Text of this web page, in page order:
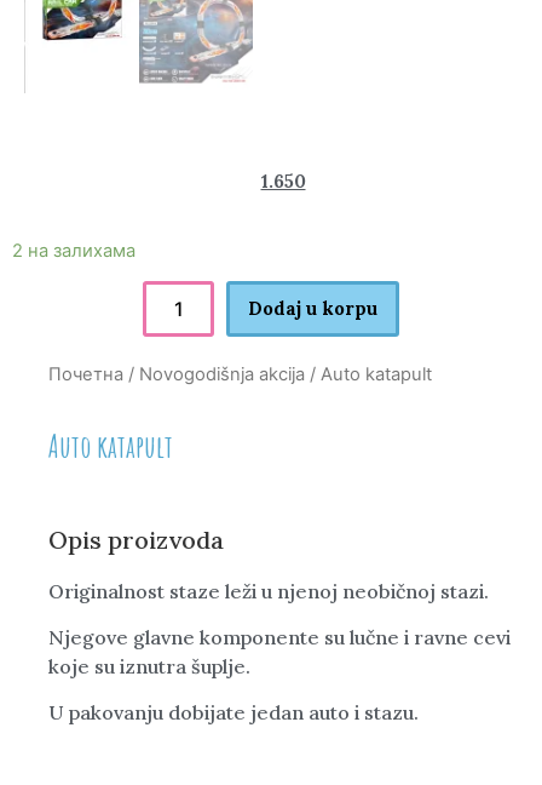
1.650
2 на залихама
Dodaj u korpu
Почетна / Novogodišnja akcija / Auto katapult
Auto katapult
Opis proizvoda
Originalnost staze leži u njenoj neobičnoj stazi.
Njegove glavne komponente su lučne i ravne cevi
koje su iznutra šuplje.
U pakovanju dobijate jedan auto i stazu.